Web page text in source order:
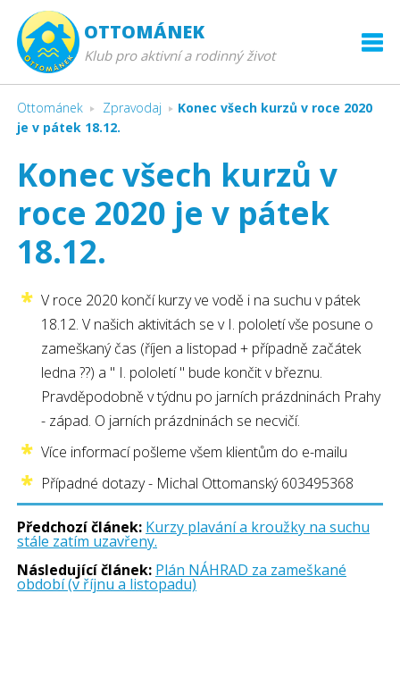
OTTOMÁNEK
Klub pro aktivní a rodinný život
Ottománek Zpravodaj
Konec všech kurzů v roce 2020
je v pátek 18.12.
Konec všech kurzů v
roce 2020 je v pátek
18.12.
V roce 2020 končí kurzy ve vodě i na suchu v pátek
18.12. V našich aktivitách se v I. pololetí vše posune o
zameškaný čas (říjen a listopad + případně začátek
ledna ??) a " I. pololetí " bude končit v březnu.
Pravděpodobně v týdnu po jarních prázdninách Prahy
- západ. O jarních prázdninách se necvičí.
Více informací pošleme všem klientům do e-mailu
Případné dotazy - Michal Ottomanský 603495368
Předchozí článek: Kurzy plavání a kroužky na suchu
stále zatím uzavřeny.
Následující článek: Plán NÁHRAD za zameškané
období (v říjnu a listopadu)